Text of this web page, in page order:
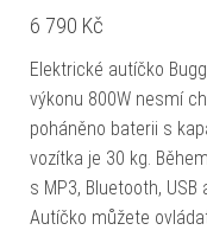
6 790 Kč
Elektrické autíčko
výkonu 800W nesmí
poháněno baterii s
vozítka je 30 kg.
s MP3, Bluetooth, USB
Autíčko můžete